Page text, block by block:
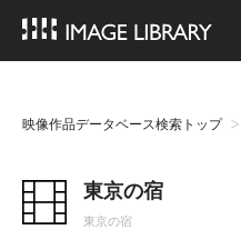
映像作品データベース検索トップ
東京の宿
東京の宿